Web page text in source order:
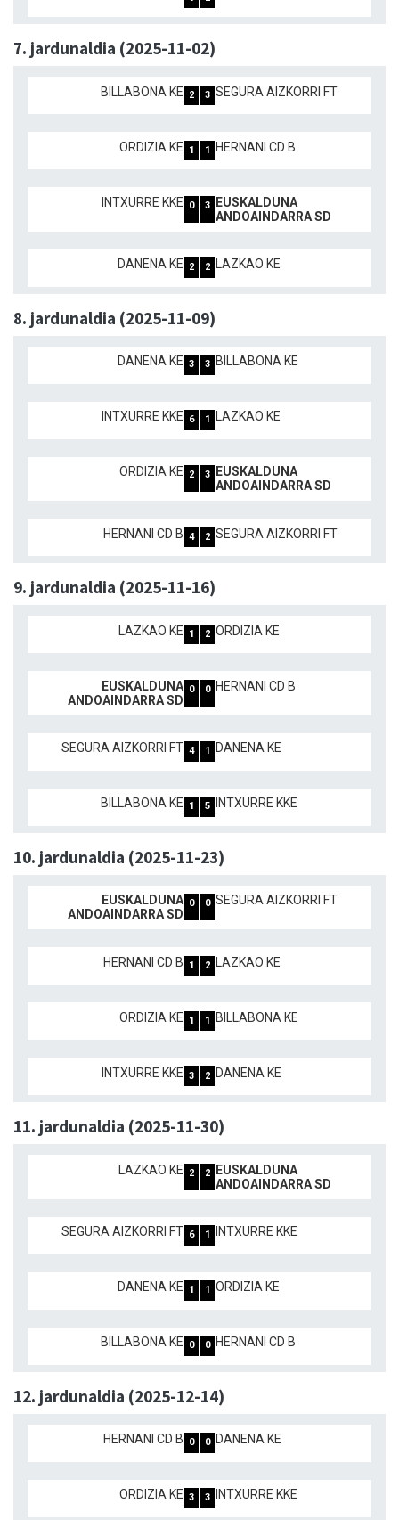
7. jardunaldia (2025-11-02)
BILLABONA KE 2 3 SEGURA AIZKORRI FT
ORDIZIA KE 1 1 HERNANI CD B
INTXURRE KKE 0 3
EUSKALDUNA
ANDOAINDARRA SD
DANENA KE 2 2 LAZKAO KE
8. jardunaldia (2025-11-09)
DANENA KE 3 3 BILLABONA KE
INTXURRE KKE 6 1 LAZKAO KE
ORDIZIA KE 2 3
EUSKALDUNA
ANDOAINDARRA SD
HERNANI CD B 4 2 SEGURA AIZKORRI FT
9. jardunaldia (2025-11-16)
LAZKAO KE 1 2 ORDIZIA KE
EUSKALDUNA
ANDOAINDARRA SD
0 0 HERNANI CD B
SEGURA AIZKORRI FT 4 1 DANENA KE
BILLABONA KE 1 5 INTXURRE KKE
10. jardunaldia (2025-11-23)
EUSKALDUNA
ANDOAINDARRA SD
0 0 SEGURA AIZKORRI FT
HERNANI CD B 1 2 LAZKAO KE
ORDIZIA KE 1 1 BILLABONA KE
INTXURRE KKE 3 2 DANENA KE
11. jardunaldia (2025-11-30)
LAZKAO KE 2 2
EUSKALDUNA
ANDOAINDARRA SD
SEGURA AIZKORRI FT 6 1 INTXURRE KKE
DANENA KE 1 1 ORDIZIA KE
BILLABONA KE 0 0 HERNANI CD B
12. jardunaldia (2025-12-14)
HERNANI CD B 0 0 DANENA KE
ORDIZIA KE 3 3 INTXURRE KKE